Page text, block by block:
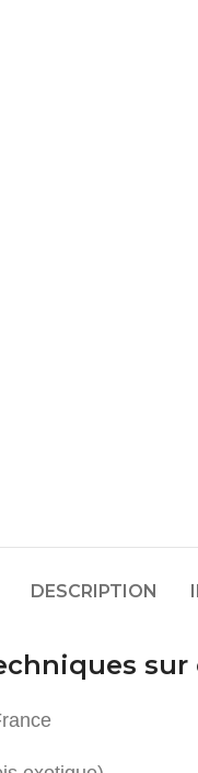
DESCRIPTION
sur